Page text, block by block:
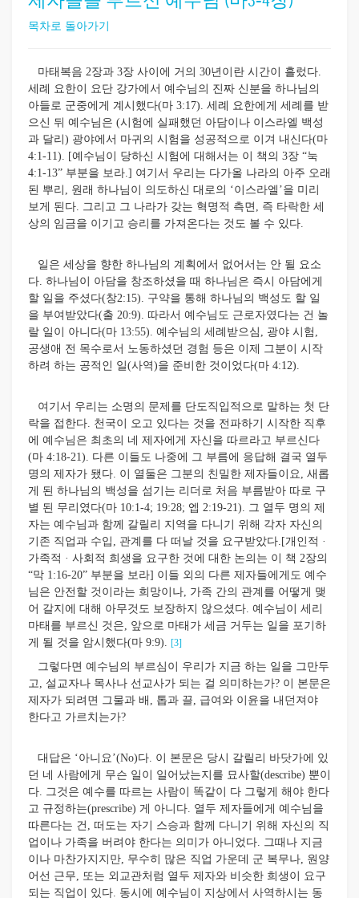
목차로 돌아가기
마태복음 2장과 3장 사이에 거의 30년이란 시간이 흘렀다.
세례 요한이 요단 강가에서 예수님의 진짜 신분을 하나님의
아들로 군중에게 계시했다(마 3:17). 세례 요한에게 세례를 받
으신 뒤 예수님은 (시험에 실패했던 아담이나 이스라엘 백성
과 달리) 광야에서 마귀의 시험을 성공적으로 이겨 내신다(마
4:1-11). [예수님이 당하신 시험에 대해서는 이 책의 3장 “눅
4:1-13” 부분을 보라.] 여기서 우리는 다가올 나라의 아주 오래
된 뿌리, 원래 하나님이 의도하신 대로의 ‘이스라엘’을 미리
보게 된다. 그리고 그 나라가 갖는 혁명적 측면, 즉 타락한 세
상의 임금을 이기고 승리를 가져온다는 것도 볼 수 있다.
일은 세상을 향한 하나님의 계획에서 없어서는 안 될 요소
다. 하나님이 아담을 창조하셨을 때 하나님은 즉시 아담에게
할 일을 주셨다(창2:15). 구약을 통해 하나님의 백성도 할 일
을 부여받았다(출 20:9). 따라서 예수님도 근로자였다는 건 놀
랄 일이 아니다(마 13:55). 예수님의 세례받으심, 광야 시험,
공생애 전 목수로서 노동하셨던 경험 등은 이제 그분이 시작
하려 하는 공적인 일(사역)을 준비한 것이었다(마 4:12).
여기서 우리는 소명의 문제를 단도직입적으로 말하는 첫 단
락을 접한다. 천국이 오고 있다는 것을 전파하기 시작한 직후
에 예수님은 최초의 네 제자에게 자신을 따르라고 부르신다
(마 4:18-21). 다른 이들도 나중에 그 부름에 응답해 결국 열두
명의 제자가 됐다. 이 열둘은 그분의 친밀한 제자들이요, 새롭
게 된 하나님의 백성을 섬기는 리더로 처음 부름받아 따로 구
별 된 무리였다(마 10:1-4; 19:28; 엡 2:19-21). 그 열두 명의 제
자는 예수님과 함께 갈릴리 지역을 다니기 위해 각자 자신의
기존 직업과 수입, 관계를 다 떠날 것을 요구받았다.[개인적 ·
가족적 · 사회적 희생을 요구한 것에 대한 논의는 이 책 2장의
“막 1:16-20” 부분을 보라] 이들 외의 다른 제자들에게도 예수
님은 안전할 것이라는 희망이나, 가족 간의 관계를 어떻게 맺
어 갈지에 대해 아무것도 보장하지 않으셨다. 예수님이 세리
마태를 부르신 것은, 앞으로 마태가 세금 거두는 일을 포기하
게 될 것을 암시했다(마 9:9). [3]
그렇다면 예수님의 부르심이 우리가 지금 하는 일을 그만두
고, 설교자나 목사나 선교사가 되는 걸 의미하는가? 이 본문은
제자가 되려면 그물과 배, 톱과 끌, 급여와 이윤을 내던져야
한다고 가르치는가?
대답은 ‘아니요’(No)다. 이 본문은 당시 갈릴리 바닷가에 있
던 네 사람에게 무슨 일이 일어났는지를 묘사할(describe) 뿐이
다. 그것은 예수를 따르는 사람이 똑같이 다 그렇게 해야 한다
고 규정하는(prescribe) 게 아니다. 열두 제자들에게 예수님을
따른다는 건, 떠도는 자기 스승과 함께 다니기 위해 자신의 직
업이나 가족을 버려야 한다는 의미가 아니었다. 그때나 지금
이나 마찬가지지만, 무수히 많은 직업 가운데 군 복무나, 원양
어선 근무, 또는 외교관처럼 열두 제자와 비슷한 희생이 요구
되는 직업이 있다. 동시에 예수님이 지상에서 사역하시는 동